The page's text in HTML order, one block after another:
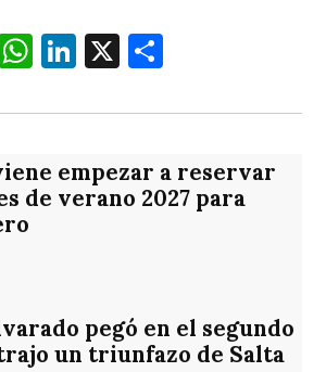
WhatsApp
LinkedIn
X
empezar a reservar
de verano 2027 para
pegó en el segundo
un triunfazo de Salta